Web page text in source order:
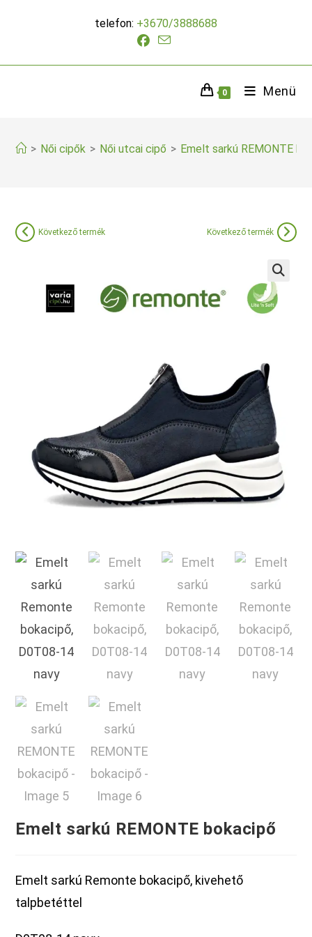
telefon: +3670/3888688
0 Menü
> Női cipők > Női utcai cipő > Emelt sarkú REMONTE
Következő termék Következő termék
🔍
Emelt sarkú REMONTE bokacipő
Emelt sarkú Remonte bokacipő, kivehető
talpbetéttel